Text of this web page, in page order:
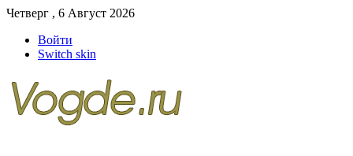
Четверг , 6 Август 2026
Войти
Switch skin